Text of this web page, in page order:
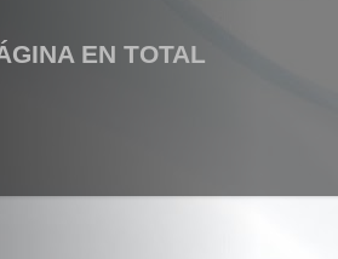
EN TOTAL